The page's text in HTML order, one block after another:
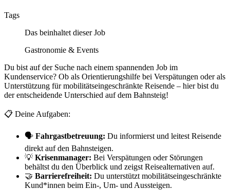
Tags
Das beinhaltet dieser Job
Gastronomie & Events
Du bist auf der Suche nach einem spannenden Job im
Kundenservice? Ob als Orientierungshilfe bei Verspätungen oder als
Unterstützung für mobilitätseingeschränkte Reisende – hier bist du
der entscheidende Unterschied auf dem Bahnsteig!
📋 Deine Aufgaben:
🗣️ Fahrgastbetreuung: Du informierst und leitest Reisende
direkt auf den Bahnsteigen.
💡 Krisenmanager: Bei Verspätungen oder Störungen
behältst du den Überblick und zeigst Reisealternativen auf.
🤝 Barrierefreiheit: Du unterstützt mobilitätseingeschränkte
Kund*innen beim Ein-, Um- und Aussteigen.